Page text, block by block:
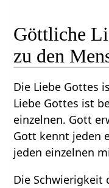
Göttliche
zu den
Die Liebe Gottes
Liebe Gottes ist
einzelnen. Gott
Gott kennt jeden
jeden einzelnen
Die Schwierigkeit